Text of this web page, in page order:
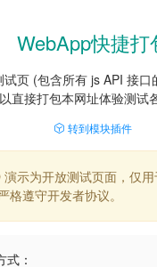
WebApp快捷打
试页 (包含所有 js API 接口
直接打包本网址体验测试
转到模块插件
演示为开放测试页面，仅
格遵守开发者协议。
式：